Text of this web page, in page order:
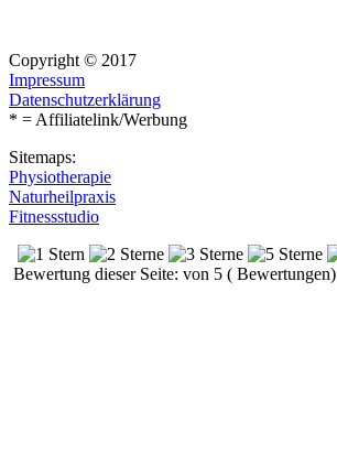
Copyright © 2017
Impressum
Datenschutzerklärung
* = Affiliatelink/Werbung
Sitemaps:
Physiotherapie
Naturheilpraxis
Fitnessstudio
Bewertung dieser Seite: von 5 ( Bewertungen)